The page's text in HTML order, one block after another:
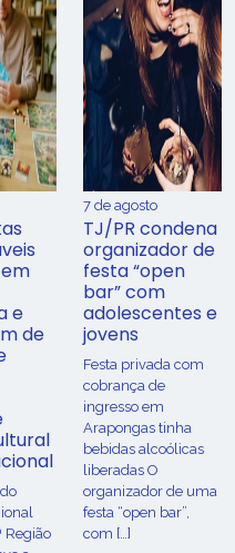
e
de
Região
7 de agosto
TJ/PR condena
organizador de
festa “open
bar” com
adolescentes e
jovens
Festa privada com
cobrança de
ingresso em
Arapongas tinha
bebidas alcoólicas
liberadas O
organizador de uma
festa “open bar”,
com […]